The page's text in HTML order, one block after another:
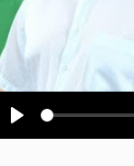
Воспроизвести